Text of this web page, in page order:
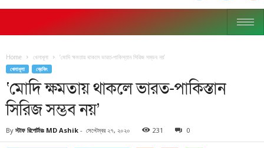
Home খেলাধূলা ‘মোদি ক্ষমতায় থাকলে ভারত-পাকিস্তান সিরিজ সম্ভব নয়’
খেলাধূলা ব্রেকিং
‘মোদি ক্ষমতায় থাকলে ভারত-পাকিস্তান
সিরিজ সম্ভব নয়’
By স্টাফ রিপোর্টারঃ MD Ashik - সেপ্টেম্বর ২৭, ২০২০ 231 0